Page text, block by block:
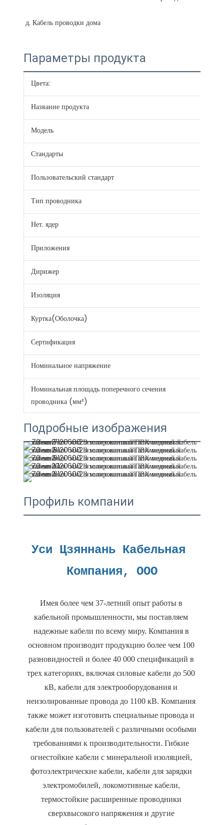
Параметры продукта
Цвета:
Название продукта
Модель
Стандарты
Пользовательский стандарт
Тип проводника
Нет. ядер
Приложения
Дирижер
Изоляция
Куртка(Оболочка)
Сертификация
Номинальное напряжение
Номинальная площадь поперечного сечения
проводника (мм²)
Подробные изображения
Профиль компании
Уси Цзяннань Кабельная
Имея более чем 37-летний опыт работы в
кабельной промышленности, мы поставляем
надежные кабели по всему миру. Компания в
основном производит продукцию более чем 100
разновидностей и более 40 000 спецификаций в
трех категориях, включая силовые кабели до 500
кВ, кабели для электрооборудования и
неизолированные провода до 1100 кВ. Компания
также может изготовить специальные провода и
кабели для пользователей с различными особыми
требованиями к производительности. Гибкие
огнестойкие кабели с минеральной изоляцией,
фотоэлектрические кабели, кабели для зарядки
электромобилей, локомотивные кабели,
термостойкие расширенные проводники
сверхвысокого напряжения и другие